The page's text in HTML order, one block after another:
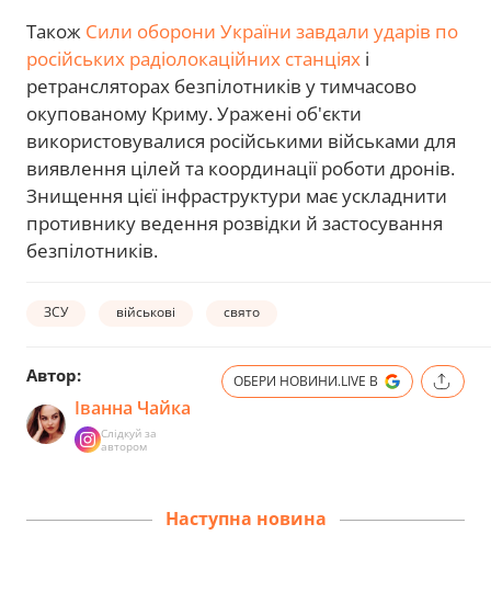
Також Сили оборони України завдали ударів по
російських радіолокаційних станціях і
ретрансляторах безпілотників у тимчасово
окупованому Криму. Уражені об'єкти
використовувалися російськими військами для
виявлення цілей та координації роботи дронів.
Знищення цієї інфраструктури має ускладнити
противнику ведення розвідки й застосування
безпілотників.
ЗСУ військові свято
Автор:
Іванна Чайка
Слідкуй за
автором
ОБЕРИ НОВИНИ.LIVE В
Наступна новина